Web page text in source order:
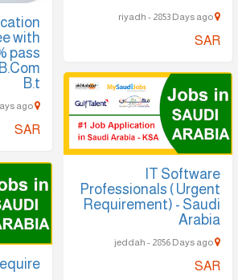
IT certification
Degree with
100% pass
B.t
riyadh - 2851 Days ago
SAR
IT
Professionals
Requirement)
require